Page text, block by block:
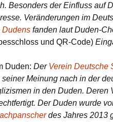
Besonders der Einfluss auf
Veränderungen im
Dudens fanden laut Duden-
und QR-Code)
Duden: Der Verein Deutsche
seiner Meinung nach in der
in den Duden. Deren
Der Duden wurde
des Jahres 2013